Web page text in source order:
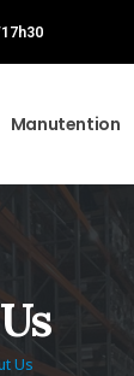
Manutention
Us